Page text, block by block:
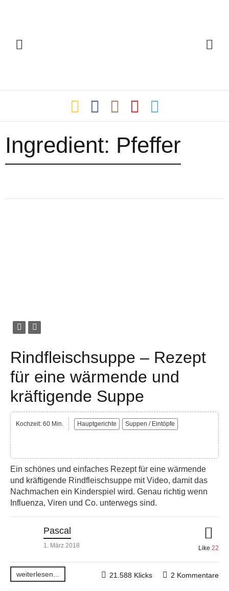
Ingredient: Pfeffer
Rindfleischsuppe – Rezept
für eine wärmende und
kräftigende Suppe
Kochzeit: 60 Min. Hauptgerichte Suppen / Eintöpfe
Ein schönes und einfaches Rezept für eine wärmende
und kräftigende Rindfleischsuppe mit Video, damit das
Nachmachen ein Kinderspiel wird. Genau richtig wenn
Influenza, Viren und Co. unterwegs sind.
Pascal
1. März 2018 Like 22
weiterlesen... 2 Kommentare
21.588 Klicks